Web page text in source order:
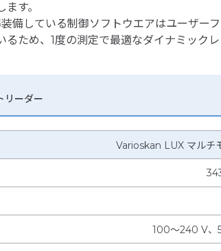
す。
備している制御ソフトウエアはユーザー
ため、1度の測定で最適なダイナミックレ
リーダー
Varioskan LUX マルチ
100～240 V、